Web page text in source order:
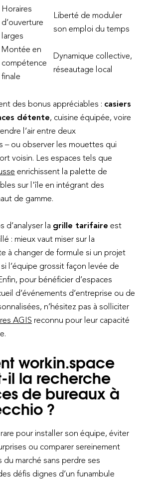
Horaires
d’ouverture
larges
Liberté de moduler
son emploi du temps
Montée en
compétence
finale
Dynamique collective,
réseautage local
des bonus appréciables : casiers
détente, cuisine équipée, voire
l’air entre deux
– ou observer les mouettes qui
voisin. Les espaces tels que
enrichissent la palette de
sur l'île en intégrant des
de gamme.
d’analyser la grille tarifaire est
: mieux vaut miser sur la
à changer de formule si un projet
l’équipe grossit façon levée de
pour bénéficier d’espaces
d’événements d’entreprise ou de
n’hésitez pas à solliciter
AGIS reconnu pour leur capacité
workin.space
il la recherche
de bureaux à
?
pour installer son équipe, éviter
ou comparer sereinement
marché sans perdre ses
défis dignes d’un funambule